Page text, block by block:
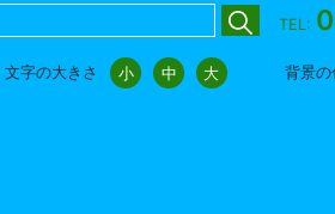
TEL:
文字の大きさ 小 中 大 背景の